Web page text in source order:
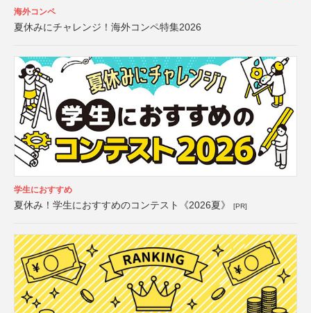
海外コンペ
夏休みにチャレンジ！海外コンペ特集2026
学生におすすめ
夏休み！学生におすすめのコンテスト《2026夏》 [PR]